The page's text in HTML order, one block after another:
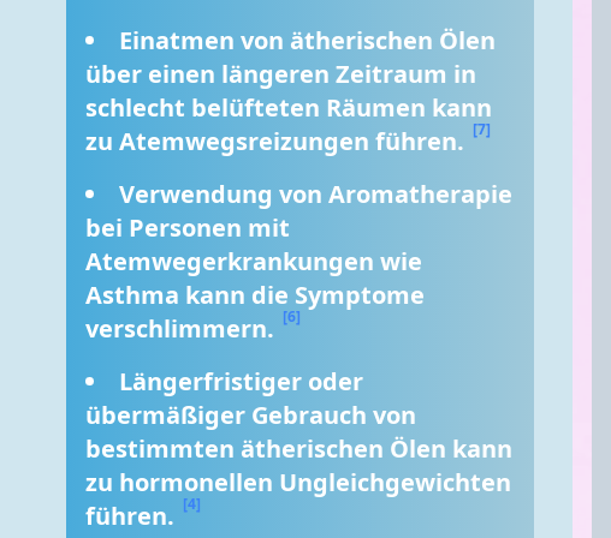
Einatmen von ätherischen Ölen
über einen längeren Zeitraum in
schlecht belüfteten Räumen kann
zu Atemwegsreizungen führen. [7]
Verwendung von Aromatherapie
bei Personen mit
Atemwegerkrankungen wie
Asthma kann die Symptome
verschlimmern. [6]
Längerfristiger oder
übermäßiger Gebrauch von
bestimmten ätherischen Ölen kann
zu hormonellen Ungleichgewichten
führen. [4]